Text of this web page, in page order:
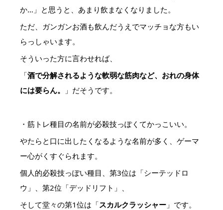
か…」と思うと、あまり飲まなくなりました。
ただ、ガンガンお酒も飲んだうえでマッチョな方もい
らっしゃいます。
そういった方に言わせれば、
「酒で分解されるような軟弱な筋肉など、おれの身体
には要らん。
」だそうです。
・筋トレ種目の名前が必殺技っぽくてかっこいい。
やたらと口に出したくなるような名前が多く、ゲーマ
ー心がくすぐられます。
個人的必殺技っぽい種目、第3位は「シーテッドロ
ウ」、第2位「デッドリフト」、
そして堂々の第1位は「スカルクラッシャー 」です。